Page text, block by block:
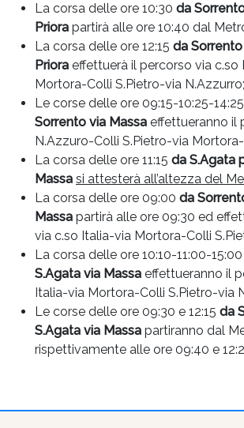
La corsa delle ore 10:30 da
Priora partirà alle ore 10:40 dal
La corsa delle ore 12:15 da
Priora effettuerà il percorso via c.so
Mortora-Colli S.Pietro-via N.Azzurro;
Le corse delle ore 09:15-10:25-14:25
Sorrento via Massa effettueranno il
N.Azzuro-Colli S.Pietro-via
La corsa delle ore 11:15 da S.Agata
Massa si attesterà all’altezza del
La corsa delle ore 09:00 da
Massa partirà alle ore 09:30 ed
via c.so Italia-via Mortora-Colli
La corsa delle ore 10:10-11:00-15:00
S.Agata via Massa effettueranno il
Italia-via Mortora-Colli S.Pietro-via
Le corse delle ore 09:30 e 12:15 da
S.Agata via Massa partiranno dal
rispettivamente alle ore 09:40 e